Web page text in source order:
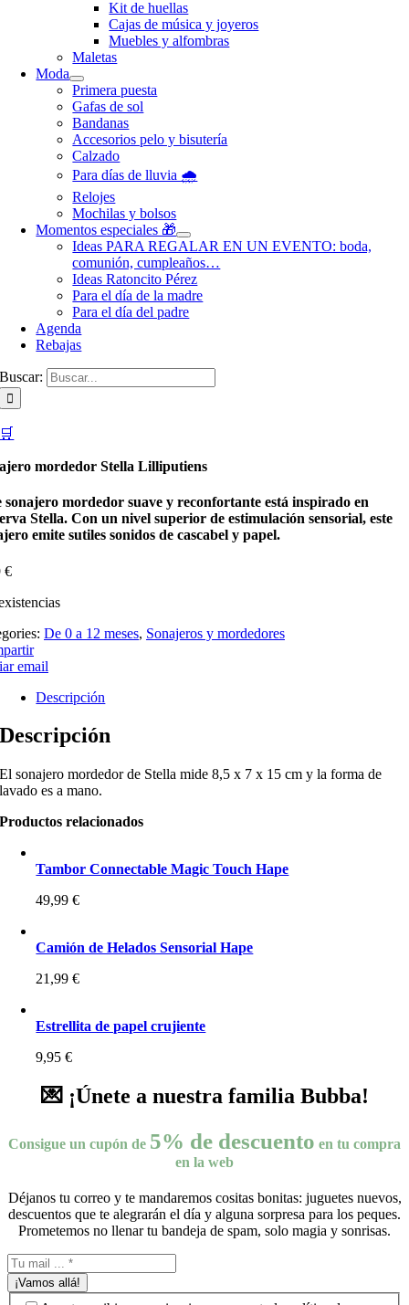
Kit de huellas
Cajas de música y joyeros
Muebles y alfombras
Maletas
Moda
Primera puesta
Gafas de sol
Bandanas
Accesorios pelo y bisutería
Calzado
Para días de lluvia 🌧️
Relojes
Mochilas y bolsos
Momentos especiales 🎁
Ideas PARA REGALAR EN UN EVENTO: boda,
comunión, cumpleaños…
Ideas Ratoncito Pérez
Para el día de la madre
Para el día del padre
Agenda
Rebajas
Buscar:
🛒
mordedor Stella Lilliputiens
sonajero mordedor suave y reconfortante está inspirado en
Stella. Con un nivel superior de estimulación sensorial, este
emite sutiles sonidos de cascabel y papel.
€
De 0 a 12 meses, Sonajeros y mordedores
email
Descripción
Descripción
El sonajero mordedor de Stella mide 8,5 x 7 x 15 cm y la forma de
lavado es a mano.
Productos relacionados
Tambor Connectable Magic Touch Hape
49,99€
Camión de Helados Sensorial Hape
21,99€
Estrellita de papel crujiente
9,95€
💌 ¡Únete a nuestra familia Bubba!
Consigue un cupón de 5% de descuento en tu compra
en la web
Déjanos tu correo y te mandaremos cositas bonitas: juguetes nuevos,
descuentos que te alegrarán el día y alguna sorpresa para los peques.
Prometemos no llenar tu bandeja de spam, solo magia y sonrisas.
¡Vamos allá!